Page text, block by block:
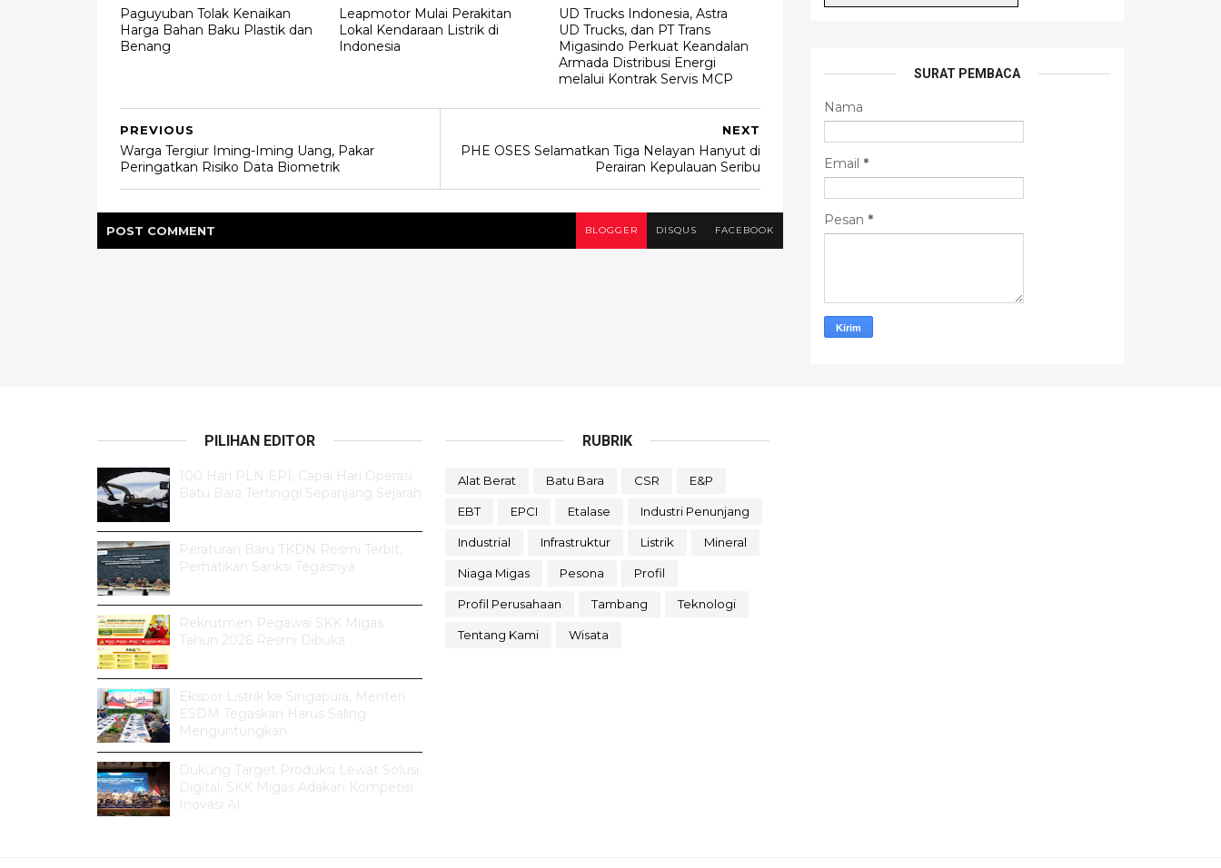
Paguyuban Tolak Kenaikan
Harga Bahan Baku Plastik dan
Benang
Leapmotor Mulai Perakitan
Lokal Kendaraan Listrik di
Indonesia
UD Trucks Indonesia, Astra
UD Trucks, dan PT Trans
Migasindo Perkuat Keandalan
Armada Distribusi Energi
melalui Kontrak Servis MCP
NEXT
PHE OSES Selamatkan Tiga Nelayan Hanyut di
Perairan Kepulauan Seribu
PREVIOUS
Warga Tergiur Iming-Iming Uang, Pakar
Peringatkan Risiko Data Biometrik
POST COMMENT BLOGGER DISQUS FACEBOOK
SURAT PEMBACA
Nama
Email *
Pesan *
PILIHAN EDITOR
100 Hari PLN EPI, Capai Hari Operasi
Batu Bara Tertinggi Sepanjang Sejarah
Peraturan Baru TKDN Resmi Terbit,
Perhatikan Sanksi Tegasnya
Rekrutmen Pegawai SKK Migas
Tahun 2026 Resmi Dibuka
Ekspor Listrik ke Singapura, Menteri
ESDM Tegaskan Harus Saling
Menguntungkan
Dukung Target Produksi Lewat Solusi
Digital, SKK Migas Adakan Kompetisi
Inovasi AI
RUBRIK
Alat Berat Batu Bara CSR E&P
EBT EPCI Etalase Industri Penunjang
Industrial Infrastruktur Listrik Mineral
Niaga Migas Pesona Profil
Profil Perusahaan Tambang Teknologi
Tentang Kami Wisata